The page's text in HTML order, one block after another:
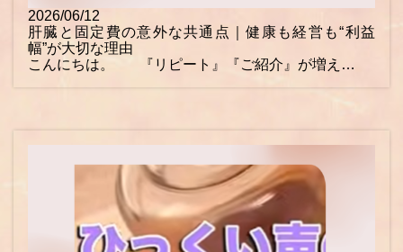
2026/06/12
肝臓と固定費の意外な共通点｜健康も経営も“利益
幅”が大切な理由
こんにちは。 『リピート』『ご紹介』が増え…